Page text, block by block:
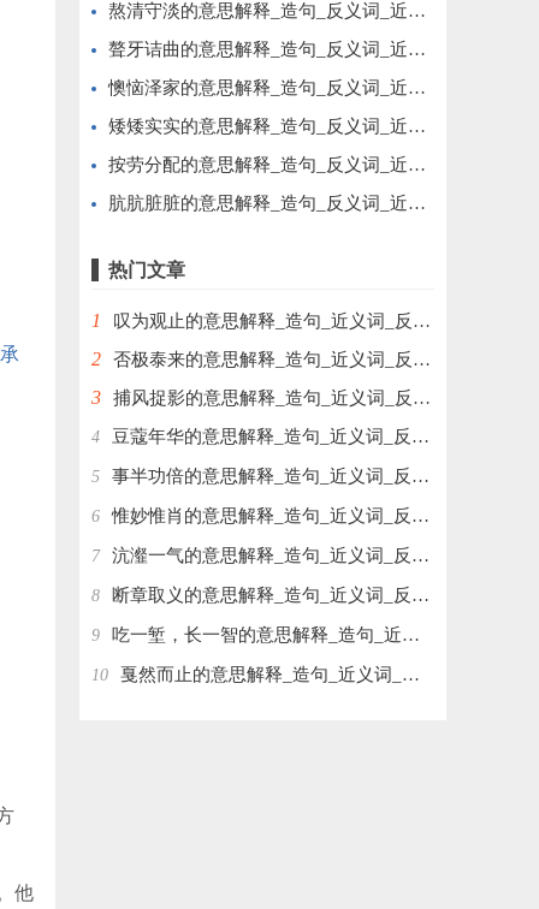
承
他
熬清守淡的意思解释_造句_反义词_近义词_成语故事
聱牙诘曲的意思解释_造句_反义词_近义词_成语故事
懊恼泽家的意思解释_造句_反义词_近义词_成语故事
矮矮实实的意思解释_造句_反义词_近义词_成语故事
按劳分配的意思解释_造句_反义词_近义词_成语故事
肮肮脏脏的意思解释_造句_反义词_近义词_成语故事
热门文章
1 叹为观止的意思解释_造句_近义词_反义词_成语故事
2 否极泰来的意思解释_造句_近义词_反义词_成语故事
3 捕风捉影的意思解释_造句_近义词_反义词_成语故事
4 豆蔻年华的意思解释_造句_近义词_反义词_成语故事
5 事半功倍的意思解释_造句_近义词_反义词_成语故事
6 惟妙惟肖的意思解释_造句_近义词_反义词_成语故事
7 沆瀣一气的意思解释_造句_近义词_反义词_成语故事
8 断章取义的意思解释_造句_近义词_反义词_成语故事
9 吃一堑，长一智的意思解释_造句_近义词_反义词_成语故事
10 戛然而止的意思解释_造句_近义词_反义词_成语故事